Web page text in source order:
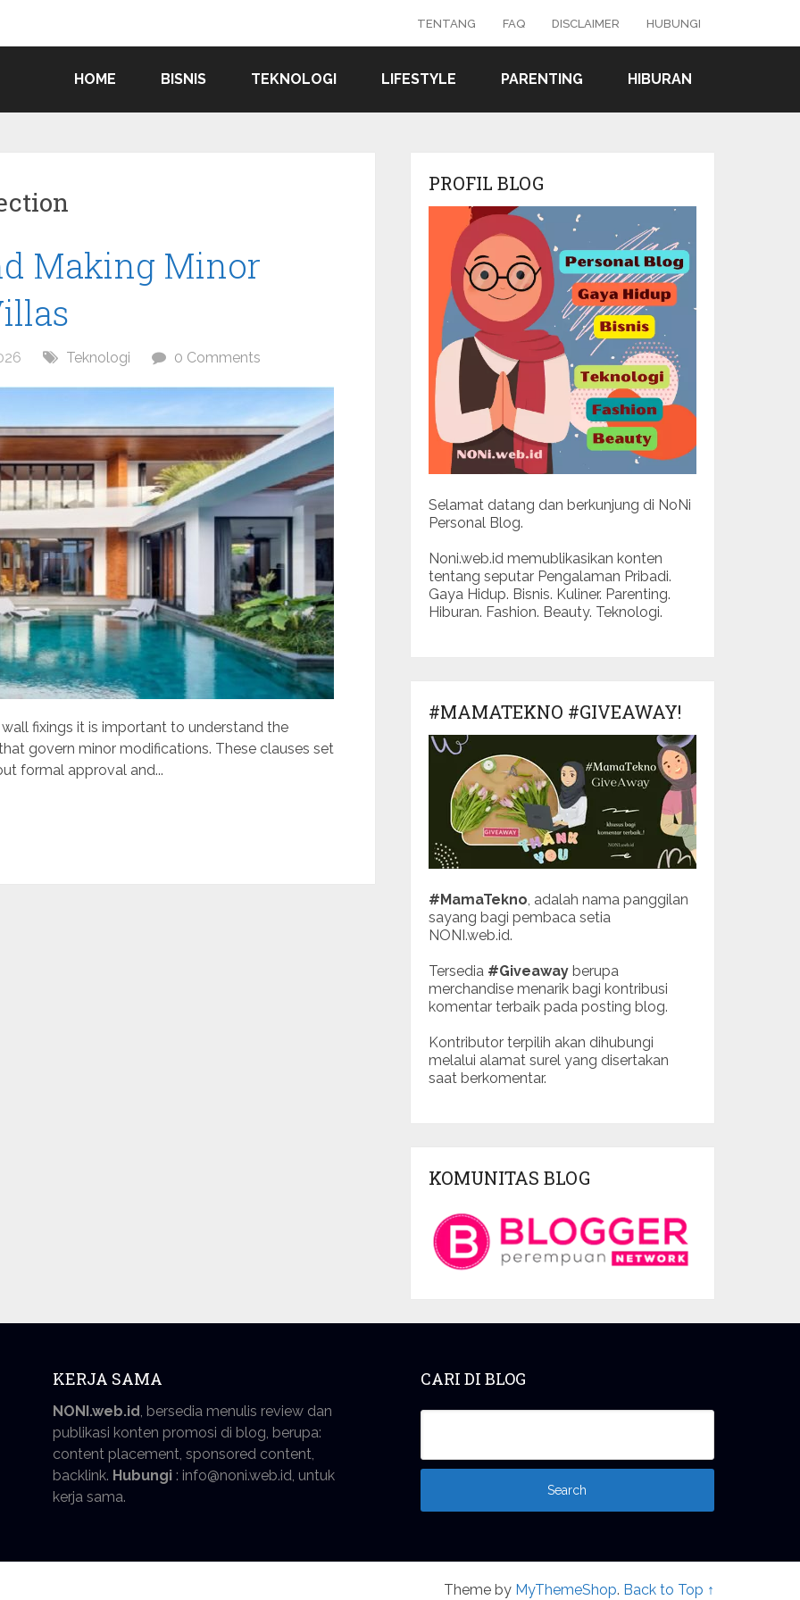
TENTANG FAQ DISCLAIMER HUBUNGI
HOME BISNIS TEKNOLOGI LIFESTYLE PARENTING HIBURAN
Making Minor
Teknologi 0 Comments
fixings it is important to understand the
govern minor modifications. These clauses set
formal approval and...
PROFIL BLOG
Selamat datang dan berkunjung di NoNi
Personal Blog.
Noni.web.id memublikasikan konten
tentang seputar Pengalaman Pribadi.
Gaya Hidup. Bisnis. Kuliner. Parenting.
Hiburan. Fashion. Beauty. Teknologi.
#MAMATEKNO #GIVEAWAY!
#MamaTekno , adalah nama panggilan
sayang bagi pembaca setia
NONI.web.id.
Tersedia #Giveaway berupa
merchandise menarik bagi kontribusi
komentar terbaik pada posting blog.
Kontributor terpilih akan dihubungi
melalui alamat surel yang disertakan
saat berkomentar.
KOMUNITAS BLOG
KERJA SAMA
NONI.web.id, bersedia menulis review dan
publikasi konten promosi di blog, berupa:
content placement, sponsored content,
backlink. Hubungi : info@noni.web.id, untuk
kerja sama.
CARI DI BLOG
Theme by MyThemeShop. Back to Top ↑